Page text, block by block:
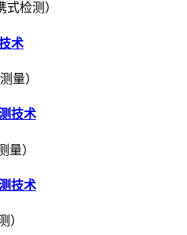
式检测）
术
量）
技术
量）
技术
）